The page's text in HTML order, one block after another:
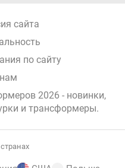
сайта
по сайту
2026 - новинки,
и трансформеры.